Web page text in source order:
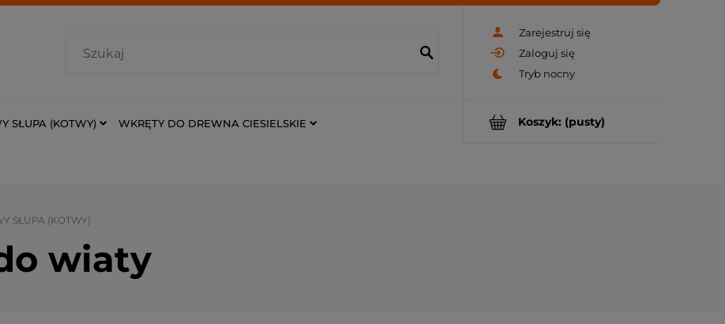
Zarejestruj się
Zaloguj się
Koszyk: (pusty)
SŁUPA (KOTWY) WKRĘTY DO DREWNA CIESIELSKIE
SŁUPA (KOTWY)
wiaty